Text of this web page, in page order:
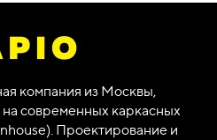
компания из Москвы,
современных каркасных
Проектирование и